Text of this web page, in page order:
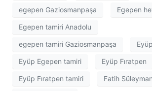
egepen Gaziosmanpaşa Egepen
Egepen tamiri Anadolu
egepen tamiri Gaziosmanpaşa
Eyüp Egepen tamiri Eyüp Fıratpen
Eyüp Fıratpen tamiri Fatih